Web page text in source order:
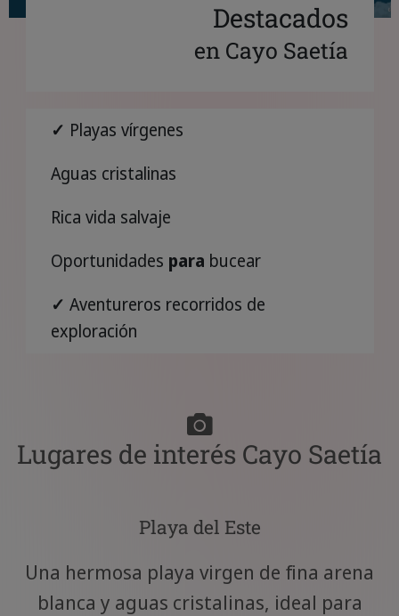
Destacados
en Cayo Saetía
✓ Playas vírgenes
Aguas cristalinas
Rica vida salvaje
Oportunidades para bucear
✓ Aventureros recorridos de
exploración
Lugares de interés Cayo Saetía
Playa del Este
Una hermosa playa virgen de fina arena
blanca y aguas cristalinas, ideal para